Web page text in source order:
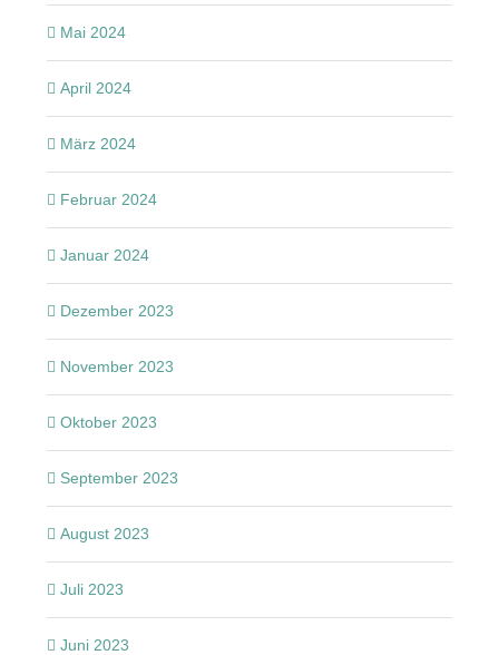
Mai 2024
April 2024
März 2024
Februar 2024
Januar 2024
Dezember 2023
November 2023
Oktober 2023
September 2023
August 2023
Juli 2023
Juni 2023